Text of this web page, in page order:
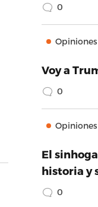
0
Opiniones
Voy a
0
Opiniones
El
historia y
0